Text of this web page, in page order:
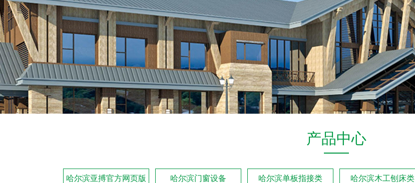
产品中心
哈尔滨亚搏官方网页版 哈尔滨门窗设备 哈尔滨单板指接类 哈尔滨木工刨床类